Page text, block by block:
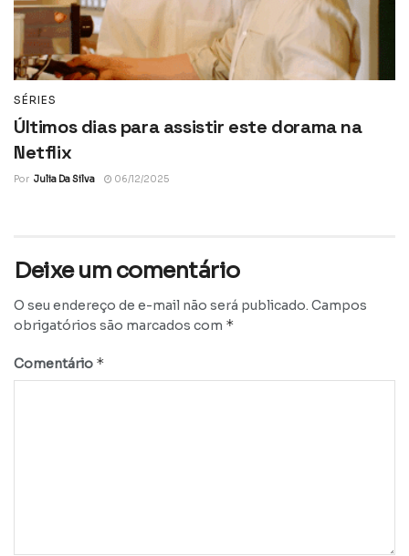
SÉRIES
Últimos dias para assistir este dorama na
Netflix
Por Julia Da Silva 06/12/2025
Deixe um comentário
O seu endereço de e-mail não será publicado. Campos
obrigatórios são marcados com *
Comentário *